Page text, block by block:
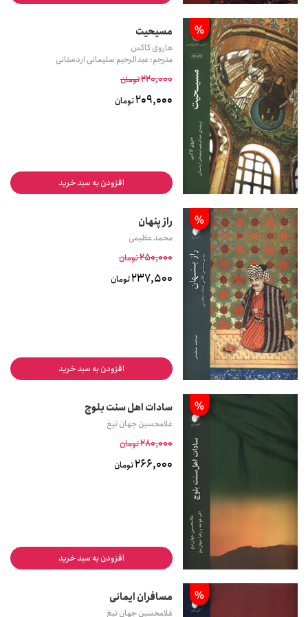
% مسیحیت
هاروی کاکس
مترجم: عبدالرحیم سلیمانی اردستانی
220,000تومان
209,000تومان
افزودن به سبد خرید
% راز پنهان
محمد عظیمی
250,000تومان
237,500تومان
افزودن به سبد خرید
% سادات اهل سنت بلوچ
غلامحسین جهان تیغ
280,000تومان
266,000تومان
افزودن به سبد خرید
% مسافران ایمانی
غلامحسین جهان تیغ